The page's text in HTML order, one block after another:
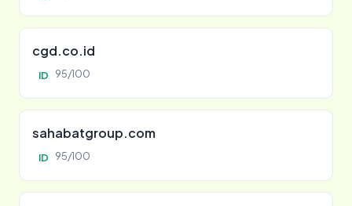
cgd.co.id
ID 95/100
sahabatgroup.com
ID 95/100